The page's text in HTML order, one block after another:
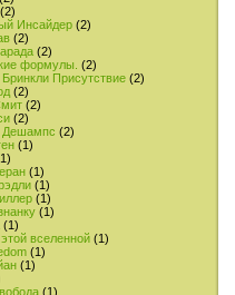
(2)
Инсайдер (2)
(2)
(2)
формулы. (2)
Присутствие (2)
(2)
(2)
(2)
Дешампс (2)
(1)
(1)
(1)
(1)
(1)
(1)
вселенной (1)
(1)
(1)
(1)